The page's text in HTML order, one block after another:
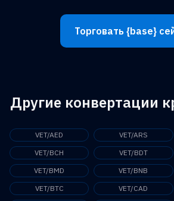
Торговать {base}
Другие конвертации
VET/AED VET/ARS
VET/BCH
VET/BDT
VET/BMD
VET/BNB
VET/BTC
VET/CAD